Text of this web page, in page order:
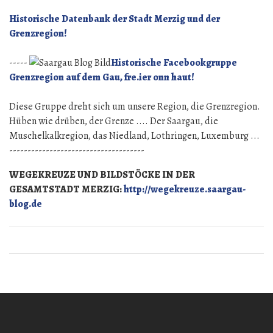
Historische Datenbank der Stadt Merzig und der
Grenzregion!
-----
Historische Facebookgruppe
Grenzregion auf dem Gau, fre.ier onn haut!
Diese Gruppe dreht sich um unsere Region, die Grenzregion.
Hüben wie drüben, der Grenze .... Der Saargau, die
Muschelkalkregion, das Niedland, Lothringen, Luxemburg ...
-------------------------------------
WEGEKREUZE UND BILDSTÖCKE IN DER
GESAMTSTADT MERZIG:http://wegekreuze.saargau-
blog.de